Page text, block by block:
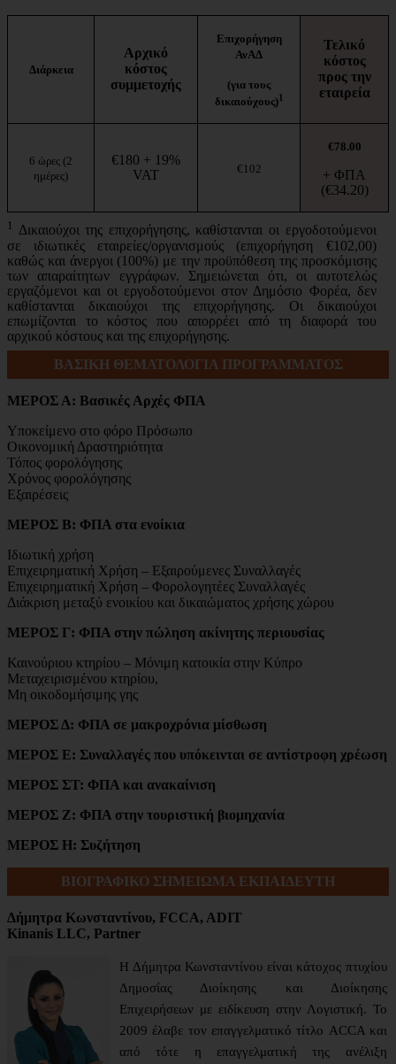
Διάρκεια
Αρχικό
κόστος
συμμετοχής
Επιχορήγηση
ΑνΑΔ
(για τους
δικαιούχους)1
Τελικό
κόστος
προς την
εταιρεία
6 ώρες (2
ημέρες)
€180 + 19%
VAT
€102
€78.00
+ ΦΠΑ
(€34.20)
1 Δικαιούχοι της επιχορήγησης, καθίστανται οι εργοδοτούμενοι
σε ιδιωτικές εταιρείες/οργανισμούς (επιχορήγηση €102,00)
καθώς και άνεργοι (100%) με την προϋπόθεση της προσκόμισης
των απαραίτητων εγγράφων. Σημειώνεται ότι, οι αυτοτελώς
εργαζόμενοι και οι εργοδοτούμενοι στον Δημόσιο Φορέα, δεν
καθίστανται δικαιούχοι της επιχορήγησης. Οι δικαιούχοι
επωμίζονται το κόστος που απορρέει από τη διαφορά του
αρχικού κόστους και της επιχορήγησης.
ΒΑΣΙΚΗ ΘΕΜΑΤΟΛΟΓΙΑ ΠΡΟΓΡΑΜΜΑΤΟΣ
ΜΕΡΟΣ Α: Βασικές Αρχές ΦΠΑ
Υποκείμενο στο φόρο Πρόσωπο
Οικονομική Δραστηριότητα
Τόπος φορολόγησης
Χρόνος φορολόγησης
Εξαιρέσεις
ΜΕΡΟΣ Β: ΦΠΑ στα ενοίκια
Ιδιωτική χρήση
Επιχειρηματική Χρήση – Εξαιρούμενες Συναλλαγές
Επιχειρηματική Χρήση – Φορολογητέες Συναλλαγές
Διάκριση μεταξύ ενοικίου και δικαιώματος χρήσης χώρου
ΜΕΡΟΣ Γ: ΦΠΑ στην πώληση ακίνητης περιουσίας
Καινούριου κτηρίου – Μόνιμη κατοικία στην Κύπρο
Μεταχειρισμένου κτηρίου,
Μη οικοδομήσιμης γης
ΜΕΡΟΣ Δ: ΦΠΑ σε μακροχρόνια μίσθωση
ΜΕΡΟΣ E: Συναλλαγές που υπόκεινται σε αντίστροφη χρέωση
ΜΕΡΟΣ ΣΤ: ΦΠΑ και ανακαίνιση
ΜΕΡΟΣ Ζ: ΦΠΑ στην τουριστική βιομηχανία
ΜΕΡΟΣ H: Συζήτηση
ΒΙΟΓΡΑΦΙΚΟ ΣΗΜΕΙΩΜΑ ΕΚΠΑΙΔΕΥΤΗ
Δήμητρα Κωνσταντίνου, FCCA, ADIT
Kinanis LLC, Partner
Η Δήμητρα Κωνσταντίνου είναι κάτοχος πτυχίου
Δημοσίας Διοίκησης και Διοίκησης
Επιχειρήσεων με ειδίκευση στην Λογιστική. Το
2009 έλαβε τον επαγγελματικό τίτλο ACCA και
από τότε η επαγγελματική της ανέλιξη